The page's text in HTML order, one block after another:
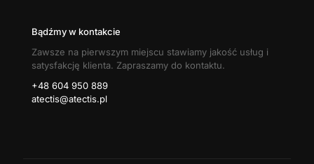
Bądźmy w kontakcie
Zawsze na pierwszym miejscu stawiamy jakość usług i
satysfakcję klienta. Zapraszamy do kontaktu.
+48 604 950 889
atectis@atectis.pl